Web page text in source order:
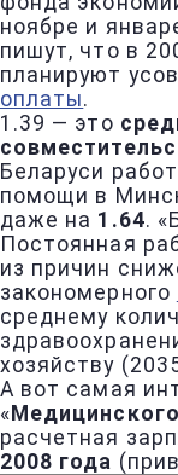
ноябре и
пишут, что в
планируют
оплаты.
1.39 — это
Беларуси
помощи в
даже на 1.64.
Постоянная
из причин
закономерного
среднему
хозяйству
А вот самая
«
расчетная
2008 года